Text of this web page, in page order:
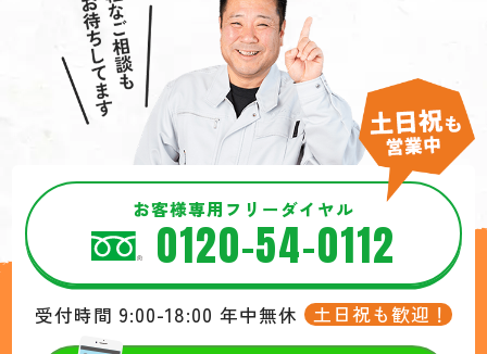
お客様専用フリーダイヤル
0120-54-0112
受付時間 9:00-18:00 年中無休 土日祝も歓迎！